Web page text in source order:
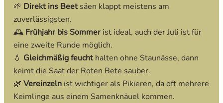
3. Der richtige Zeitpunkt
4. Vorziehen und Pikieren
5. Optimale Pflanzabstände
6. Rote Bete richtig ernten
🌱 Direkt ins Beetsäen klappt meistens am
zuverlässigsten.
🕰️ Frühjahr bis Sommerist ideal, auch der Juli ist für
eine zweite Runde möglich.
💧 Gleichmäßig feuchthalten ohne Staunässe, dann
keimt die Saat der Roten Bete sauber.
🌿 Vereinzelnist wichtiger als Pikieren, da oft mehrere
Keimlinge aus einem Samenknäuel kommen.
Kohl
Kohlrabi
Kräutersamen
Ochsenherztomaten
Orangene Tomaten
Pfirsichtomaten
Sale %
Wertgutscheine